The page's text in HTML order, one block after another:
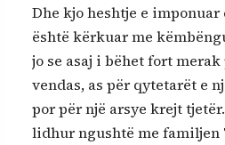
Dhe kjo heshtje e
është kërkuar me
jo se asaj i bëhet fort
vendas, as për qytetarët e
por për një arsye krejt
lidhur ngushtë me familjen